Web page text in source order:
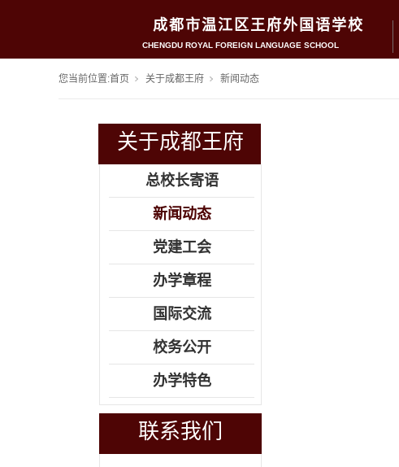
成都市温江区王府外国语学校
CHENGDU ROYAL FOREIGN LANGUAGE SCHOOL
您当前位置:首页 关于成都王府 新闻动态
关于成都王府
总校长寄语
新闻动态
党建工会
办学章程
国际交流
校务公开
办学特色
联系我们